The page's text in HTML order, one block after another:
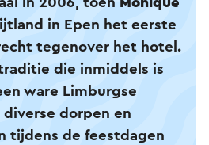
in 2006, toen Monique
in Epen het eerste
tegenover het hotel.
die inmiddels is
ware Limburgse
dorpen en
tijdens de feestdagen